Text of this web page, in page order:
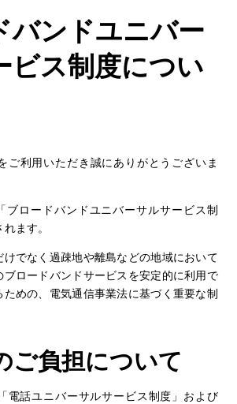
バンドユニバー
ビス制度につい
ご利用いただき誠にありがとうございま
ブロードバンドユニバーサルサービス制
ます。
でなく過疎地や離島などの地域において
ブロードバンドサービスを安定的に利用で
ための、電気通信事業法に基づく重要な制
ご負担について
電話ユニバーサルサービス制度」および